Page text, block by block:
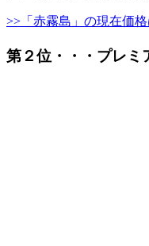
>>「赤霧島」の現在価
第２位・・・プレミ